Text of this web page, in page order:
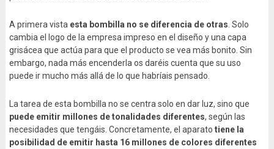
A primera vista esta bombilla no se diferencia de otras . Solo
cambia el logo de la empresa impreso en el diseño y una capa
grisácea que actúa para que el producto se vea más bonito. Sin
embargo, nada más encenderla os daréis cuenta que su uso
puede ir mucho más allá de lo que habríais pensado.
La tarea de esta bombilla no se centra solo en dar luz, sino que
puede emitir millones de tonalidades diferentes, según las
necesidades que tengáis. Concretamente, el aparato tiene la
posibilidad de emitir hasta 16 millones de colores diferentes